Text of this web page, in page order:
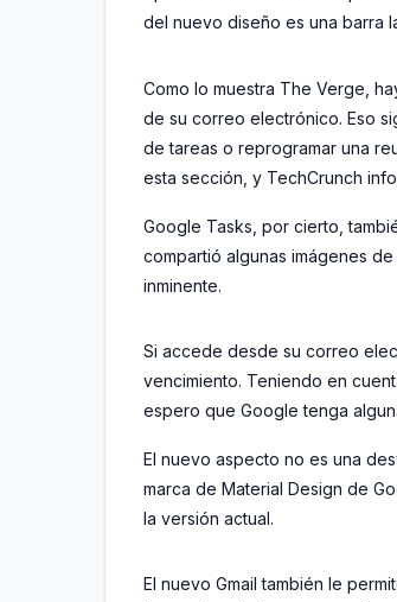
del nuevo diseño es una barra
Como lo muestra The Verge,
de su correo electrónico. Eso
de tareas o reprogramar una
esta sección, y TechCrunch
Google Tasks, por cierto,
compartió algunas imágenes
inminente.
Si accede desde su correo
vencimiento. Teniendo en
espero que Google tenga
El nuevo aspecto no es una
marca de Material Design de
la versión actual.
El nuevo Gmail también le